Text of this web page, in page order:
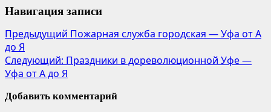
Навигация записи
Предыдущий Пожарная служба городская — Уфа от А
до Я
Следующий: Праздники в дореволюционной Уфе —
Уфа от А до Я
Добавить комментарий